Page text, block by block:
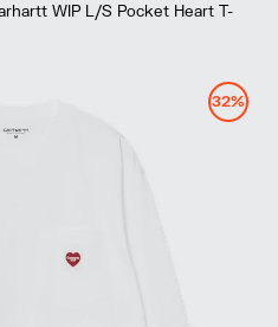
WIP L/S Pocket Heart T-
32%